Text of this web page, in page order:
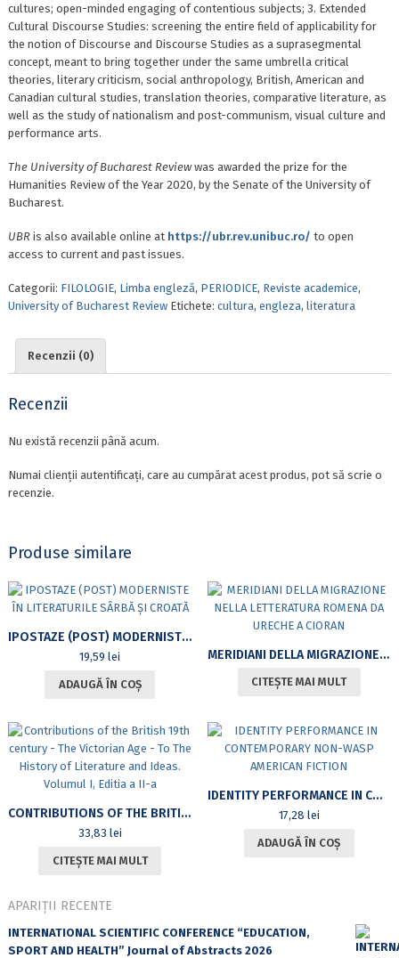
cultures; open-minded engaging of contentious subjects; 3. Extended
Cultural Discourse Studies: screening the entire field of applicability for
the notion of Discourse and Discourse Studies as a suprasegmental
concept, meant to bring together under the same umbrella critical
theories, literary criticism, social anthropology, British, American and
Canadian cultural studies, translation theories, comparative literature, as
well as the study of nationalism and post-communism, visual culture and
performance arts.
The University of Bucharest Reviewwas awarded the prize for the
Humanities Review of the Year 2020, by the Senate of the University of
Bucharest.
UBRis also available online at https://ubr.rev.unibuc.ro/ to open
access to current and past issues.
Categorii: FILOLOGIE, Limba engleză, PERIODICE, Reviste academice,
University of Bucharest Review Etichete: cultura, engleza, literatura
Recenzii (0)
Recenzii
Nu există recenzii până acum.
Numai clienții autentificați, care au cumpărat acest produs, pot să scrie o
recenzie.
Produse similare
IPOSTAZE (POST) MODERNISTE ÎN LITERATURILE SÂRBĂ ȘI CROATĂ
19,59lei
ADAUGĂ ÎN COȘ
MERIDIANI DELLA MIGRAZIONE NELLA LETTERATURA ROMENA DA URECHE A CIORAN
CITEȘTE MAI MULT
CONTRIBUTIONS OF THE BRITISH 19TH CENTURY – THE VICTORIAN AGE – TO THE HISTORY OF LITERATURE AND IDEAS. VOLUMUL I, EDITIA A II-A
33,83 lei
CITEȘTE MAI MULT
IDENTITY PERFORMANCE IN CONTEMPORARY NON-WASP AMERICAN FICTION
17,28 lei
ADAUGĂ ÎN COȘ
APARIȚII RECENTE
INTERNATIONAL SCIENTIFIC CONFERENCE “EDUCATION,
SPORT AND HEALTH” Journal of Abstracts 2026